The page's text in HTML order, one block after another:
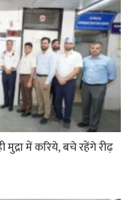
में करिये, बचे रहेंगे रीढ़